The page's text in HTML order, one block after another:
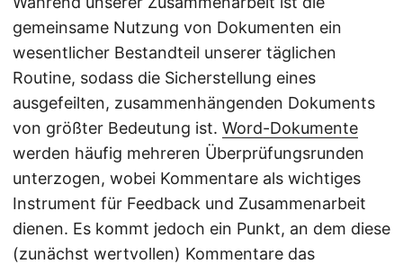
gemeinsame Nutzung von Dokumenten ein
wesentlicher Bestandteil unserer täglichen
Routine, sodass die Sicherstellung eines
ausgefeilten, zusammenhängenden Dokuments
von größter Bedeutung ist. Word-Dokumente
werden häufig mehreren Überprüfungsrunden
unterzogen, wobei Kommentare als wichtiges
Instrument für Feedback und Zusammenarbeit
dienen. Es kommt jedoch ein Punkt, an dem diese
(zunächst wertvollen) Kommentare das